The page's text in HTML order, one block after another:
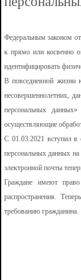
Федеральным законом
к прямо или косвенно
идентифицировать
В повседневной жизни
несовершеннолетних,
персональных
осуществляющие
С 01.03.2021 вступил в
персональных данных на
электронной почты
Граждане имеют
распространения.
требованию гражданина.